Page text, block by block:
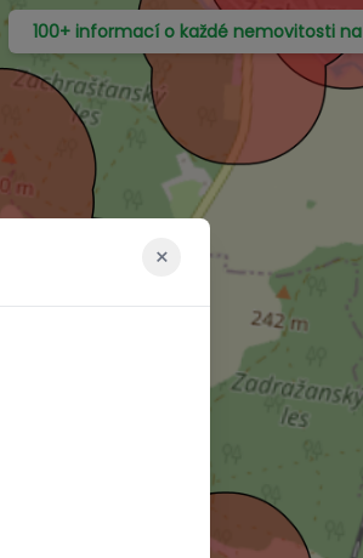
100+ informací o každé nemovitosti na
×